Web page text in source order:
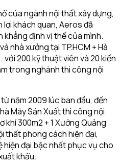
của ngành nội thất xây dựng,
khách quan, Aeros đã
định vị thế của mình.
nhà xưởng tại TP.HCM + Hà
200 kỹ thuật viên và 20 kiến
trong nghành thi công nội
năm 2009 lúc ban đầu, đến
Máy Sản Xuất thi công nội
khí 300m2 + 1 Xưởng Quảng
thất phong cách hiện đại,
đại bậc nhất phục vụ cho
khẩu.